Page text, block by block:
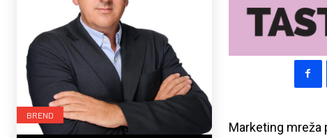
BREND
Marketing mreža